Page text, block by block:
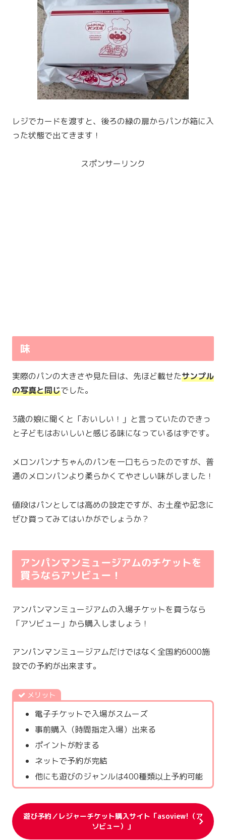
レジでカードを渡すと、後ろの緑の扉からパンが箱に入
った状態で出てきます！
スポンサーリンク
味
実際のパンの大きさや見た目は、先ほど載せたサンプル
の写真と同じでした。
3歳の娘に聞くと「おいしい！」と言っていたのできっ
と子どもはおいしいと感じる味になっているはずです。
メロンパンナちゃんのパンを一口もらったのですが、普
通のメロンパンより柔らかくてやさしい味がしました！
値段はパンとしては高めの設定ですが、お土産や記念に
ぜひ買ってみてはいかがでしょうか？
アンパンマンミュージアムのチケットを
買うならアソビュー！
アンパンマンミュージアムの入場チケットを買うなら
「アソビュー」から購入しましょう！
アンパンマンミュージアムだけではなく全国約6000施
設での予約が出来ます。
メリット
電子チケットで入場がスムーズ
事前購入（時間指定入場）出来る
ポイントが貯まる
ネットで予約が完結
他にも遊びのジャンルは400種類以上予約可能
遊び予約／レジャーチケット購入サイト「asoview!（ア
ソビュー）」